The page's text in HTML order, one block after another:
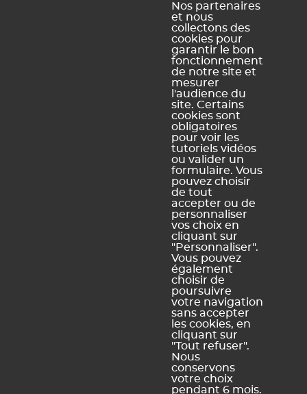
votre nouveau serveur, lancez la commande
Fichier > Administration des utilisateurs
Récupérer les
en bas de la fenêtre, puis
*.profilssur votre
Ce contenu vous a été utile ?
Pas vraiment
https://docs.index-education.com/docs_fr/fr-edt-
support-fiche-36-79-le-serveur-edt-doit-etre-installe-sur-
un-nouveau-poste-comment-faire.php
Vous ne trouvez pas de réponse à votre question ?
Contactez notre assistance
Nos partenaires
et nous
collectons des
cookies pour
garantir le bon
fonctionnement
de notre site et
mesurer
l'audience du
site. Certains
cookies sont
obligatoires
pour voir les
tutoriels vidéos
ou valider un
formulaire. Vous
pouvez choisir
de tout
accepter ou de
personnaliser
vos choix en
cliquant sur
"Personnaliser".
Vous pouvez
également
choisir de
poursuivre
votre navigation
sans accepter
les cookies, en
cliquant sur
"Tout refuser".
Nous
conservons
votre choix
pendant 6 mois.